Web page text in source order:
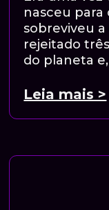
nasceu para
sobreviveu a
rejeitado
do planeta
Leia mais >